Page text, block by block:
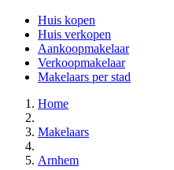
Huis kopen
Huis verkopen
Aankoopmakelaar
Verkoopmakelaar
Makelaars per stad
Home
Makelaars
Arnhem